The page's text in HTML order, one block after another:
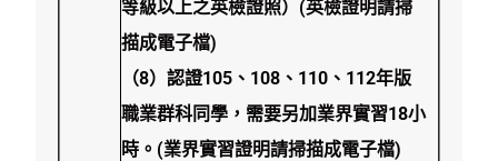
等級以上之英檢證照）(英檢證明請掃
描成電子檔)
（8）認證105、108、110、112年版
職業群科同學，需要另加業界實習18小
時。(業界實習證明請掃描成電子檔)